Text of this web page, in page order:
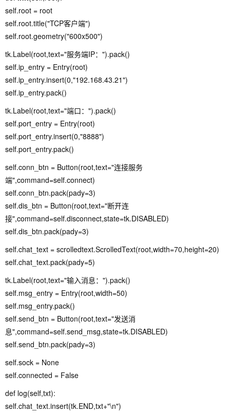
self.root = root
self.root.title("TCP客户端")
self.root.geometry("600x500")
tk.Label(root,text="服务端IP：").pack()
self.ip_entry = Entry(root)
self.ip_entry.insert(0,"192.168.43.21")
self.ip_entry.pack()
tk.Label(root,text="端口：").pack()
self.port_entry = Entry(root)
self.port_entry.insert(0,"8888")
self.port_entry.pack()
self.conn_btn = Button(root,text="连接服务
端",command=self.connect)
self.conn_btn.pack(pady=3)
self.dis_btn = Button(root,text="断开连
接",command=self.disconnect,state=tk.DISABLED)
self.dis_btn.pack(pady=3)
self.chat_text = scrolledtext.ScrolledText(root,width=70,height=20)
self.chat_text.pack(pady=5)
tk.Label(root,text="输入消息：").pack()
self.msg_entry = Entry(root,width=50)
self.msg_entry.pack()
self.send_btn = Button(root,text="发送消
息",command=self.send_msg,state=tk.DISABLED)
self.send_btn.pack(pady=3)
self.sock = None
self.connected = False
def log(self,txt):
self.chat_text.insert(tk.END,txt+"\n")